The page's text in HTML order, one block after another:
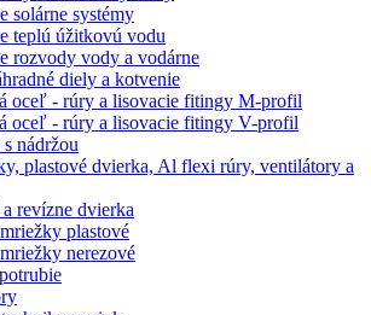
solárne systémy
teplú úžitkovú vodu
rozvody vody a vodárne
diely a kotvenie
oceľ - rúry a lisovacie fitingy M-profil
oceľ - rúry a lisovacie fitingy V-profil
nádržou
plastové dvierka, Al flexi rúry, ventilátory a
revízne dvierka
plastové
nerezové